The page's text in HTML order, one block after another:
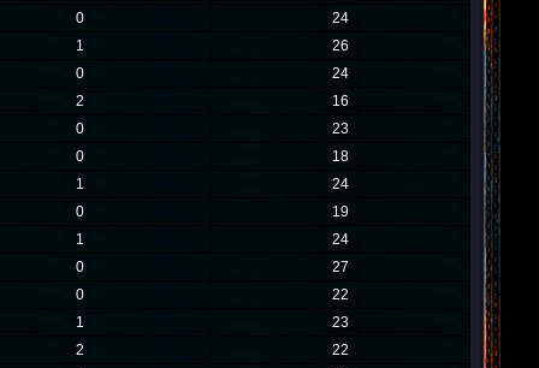
0
24
1
26
0
24
2
16
0
23
0
18
1
24
0
19
1
24
0
27
0
22
1
23
2
22